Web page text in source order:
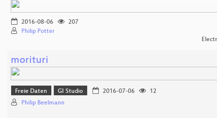
2016-08-06
207
Philip Potter
morituri
Freie Daten GI Studio 2016-07-06
12
Philip Beelmann